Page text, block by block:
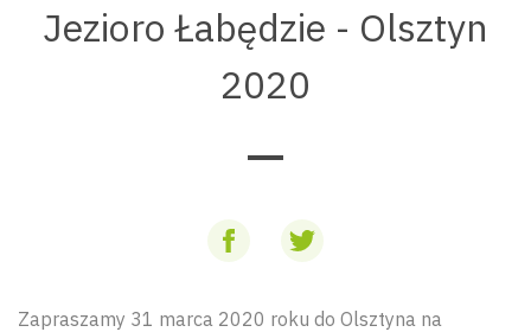
Jezioro Łabędzie - Olsztyn
2020
Zapraszamy 31 marca 2020 roku do Olsztyna na